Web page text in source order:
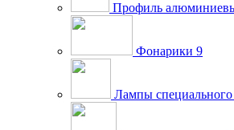
Профиль
Фонарики 9
Лампы специального